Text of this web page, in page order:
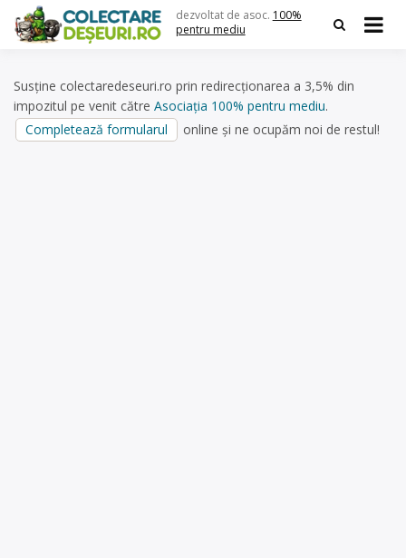
content
dezvoltat de asoc. 100%
pentru mediu
Susține colectaredeseuri.ro prin redirecționarea a 3,5% din
impozitul pe venit către Asociația 100% pentru mediu.
Completează formularul
online și ne ocupăm noi de restul!